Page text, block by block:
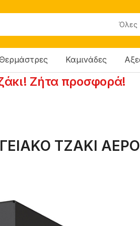
Όλες
Καμινάδες
Ζήτα προσφορά!
ΤΖΑΚΙ